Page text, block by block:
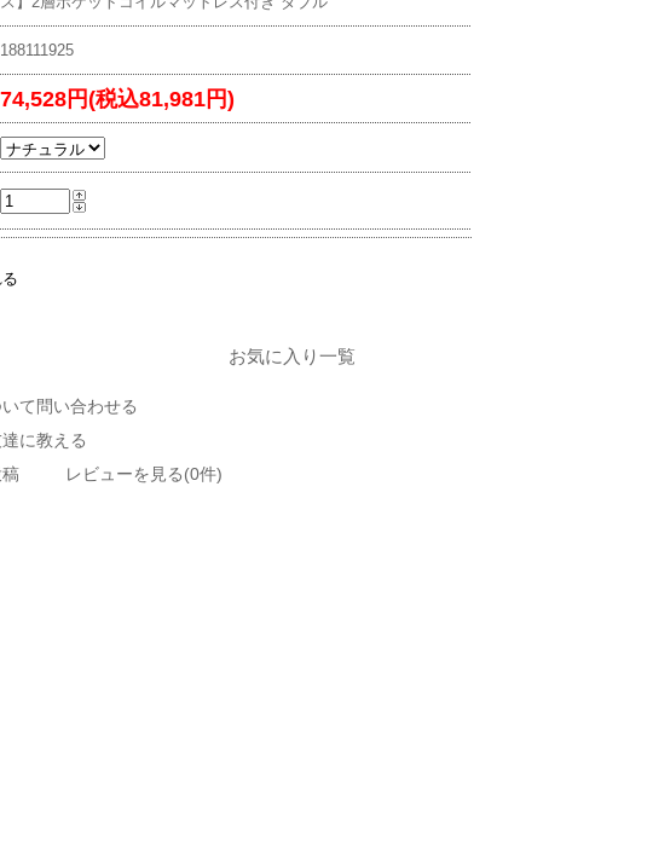
188111925
74,528円(税込81,981円)
お気に入り一覧
て問い合わせる
に教える
稿
レビューを見る(0件)